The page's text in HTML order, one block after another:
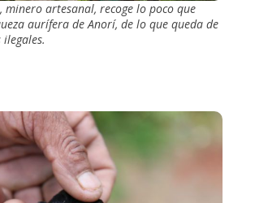
minero artesanal, recoge lo poco que
aurífera de Anorí, de lo que queda de